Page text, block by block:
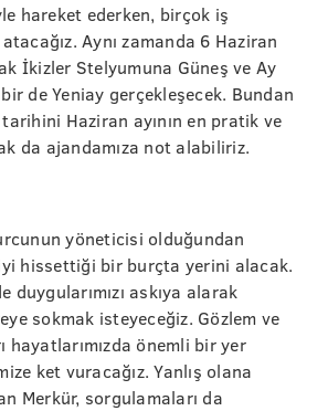
hareket ederken, birçok iş
Aynı zamanda 6 Haziran
İkizler Stelyumuna Güneş ve Ay
de Yeniay gerçekleşecek. Bundan
Haziran ayının en pratik ve
da ajandamıza not alabiliriz.
yöneticisi olduğundan
hissettiği bir burçta yerini alacak.
duygularımızı askıya alarak
sokmak isteyeceğiz. Gözlem ve
hayatlarımızda önemli bir yer
ket vuracağız. Yanlış olana
Merkür, sorgulamaları da